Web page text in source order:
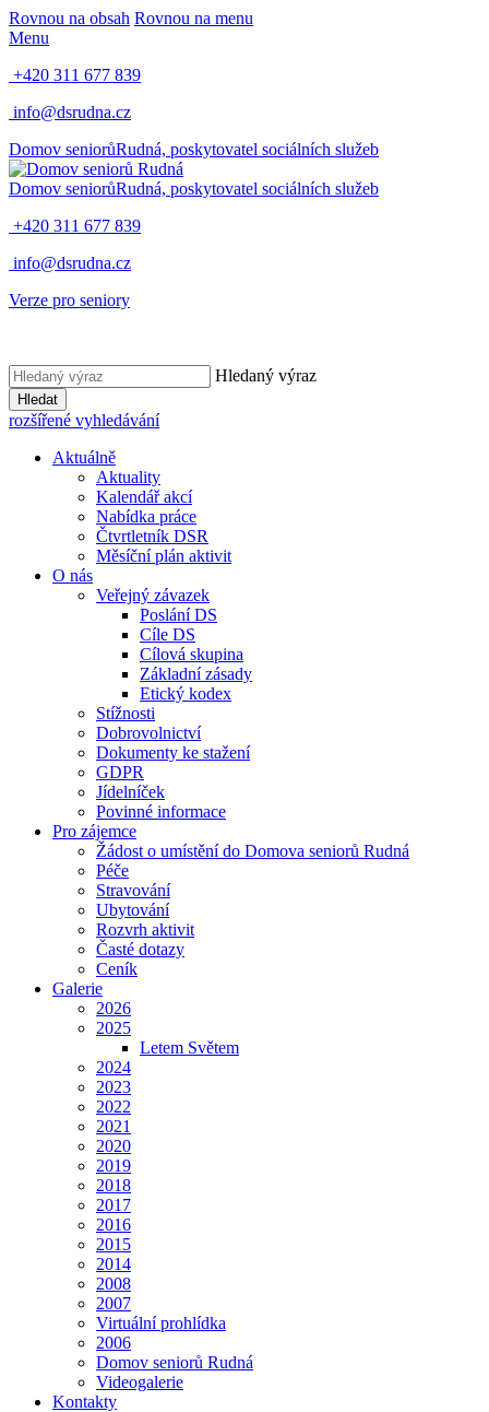
Rovnou na obsah Rovnou na menu
Menu
+420 311 677 839
info@dsrudna.cz
Domov seniorůRudná, poskytovatel sociálních služeb
Domov seniorůRudná, poskytovatel sociálních služeb
+420 311 677 839
info@dsrudna.cz
Verze pro seniory
Hledaný výraz
Hledat
rozšířené vyhledávání
Aktuálně
Aktuality
Kalendář akcí
Nabídka práce
Čtvrtletník DSR
Měsíční plán aktivit
O nás
Veřejný závazek
Poslání DS
Cíle DS
Cílová skupina
Základní zásady
Etický kodex
Stížnosti
Dobrovolnictví
Dokumenty ke stažení
GDPR
Jídelníček
Povinné informace
Pro zájemce
Žádost o umístění do Domova seniorů Rudná
Péče
Stravování
Ubytování
Rozvrh aktivit
Časté dotazy
Ceník
Galerie
2026
2025
Letem Světem
2024
2023
2022
2021
2020
2019
2018
2017
2016
2015
2014
2008
2007
Virtuální prohlídka
2006
Domov seniorů Rudná
Videogalerie
Kontakty